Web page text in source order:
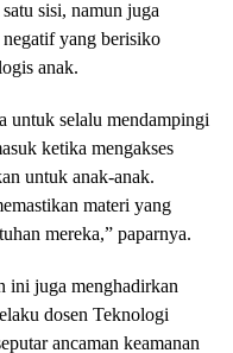
sisi, namun juga
yang berisiko
anak.
untuk selalu mendampingi
ketika mengakses
untuk anak-anak.
materi yang
mereka,” paparnya.
ini juga menghadirkan
dosen Teknologi
ancaman keamanan